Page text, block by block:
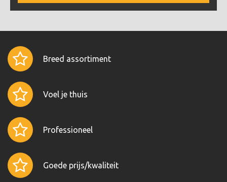
Breed assortiment
Voel je thuis
Professioneel
Goede prijs/kwaliteit